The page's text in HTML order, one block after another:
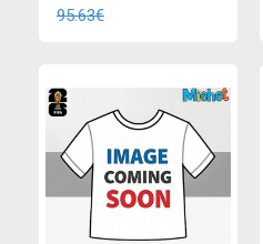
95.63€